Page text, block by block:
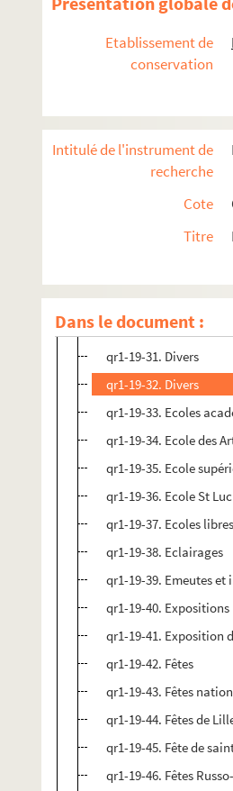
Etablissement de
conservation
Intitulé de l'instrument de
recherche
Cote
Titre
Dans le document :
qr1-19-20. Citadelle
qr1-19-21. Comice
qr1-19-23. Commune
qr1-19-24.
qr1-19-26. Conseil
qr1-19-27. Conseil
qr1-19-29.
qr1-19-30. Démolition
qr1-19-31. Divers
qr1-19-32. Divers
qr1-19-33. Ecoles
qr1-19-34. Ecole des
qr1-19-35. Ecole
qr1-19-36. Ecole St Luc
qr1-19-37. Ecoles libres
qr1-19-38. Eclairages
qr1-19-39. Emeutes et
qr1-19-40. Expositions
qr1-19-41. Exposition
qr1-19-42. Fêtes
qr1-19-43. Fêtes
qr1-19-44. Fêtes de
qr1-19-45. Fête de
qr1-19-46. Fêtes